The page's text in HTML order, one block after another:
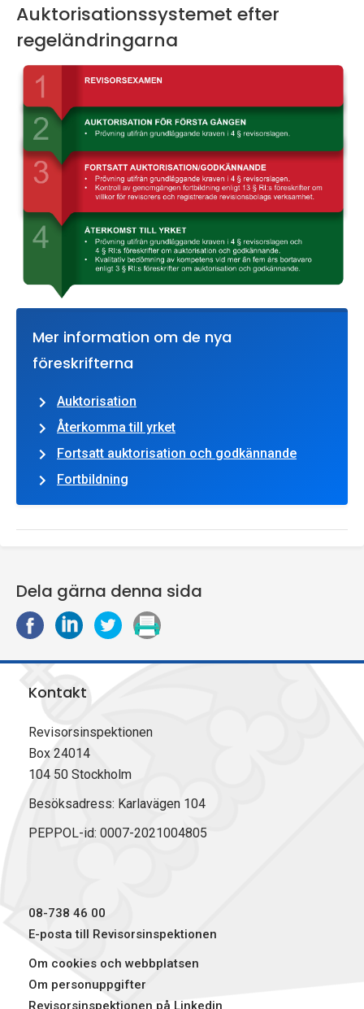
Auktorisationssystemet efter
regeländringarna
Mer information om de nya
föreskrifterna
Auktorisation
Återkomma till yrket
Fortsatt auktorisation och godkännande
Fortbildning
Dela gärna denna sida
D
p
F
c
e
b
o
D
p
L
n
k
e
I
D
X
w
i
t
S
Kontakt
Revisorsinspektionen
Box 24014
104 50 Stockholm
Besöksadress: Karlavägen 104
PEPPOL-id: 0007-2021004805
08-738 46 00
E-posta till Revisorsinspektionen
Om cookies och webbplatsen
Om personuppgifter
Revisorsinspektionen på Linkedin